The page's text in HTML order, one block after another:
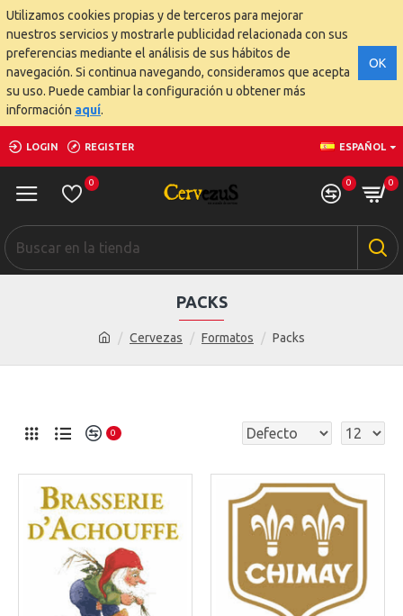
Utilizamos cookies propias y de terceros para mejorar
nuestros servicios y mostrarle publicidad relacionada con sus
preferencias mediante el análisis de sus hábitos de
navegación. Si continua navegando, consideramos que acepta
su uso. Puede cambiar la configuración u obtener más
información aquí.
OK
LOGIN REGISTER ESPAÑOL
0 0 0
Cervezas Formatos Packs
PACKS
0